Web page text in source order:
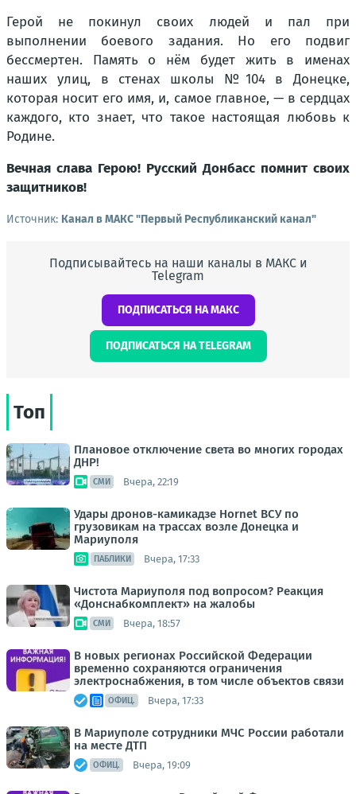
Герой не покинул своих людей и пал при
выполнении боевого задания. Но его подвиг
бессмертен. Память о нём будет жить в именах
наших улиц, в стенах школы №104 в Донецке,
которая носит его имя, и, самое главное, — в сердцах
каждого, кто знает, что такое настоящая любовь к
Родине.
Вечная слава Герою! Русский Донбасс помнит своих
защитников!
Источник: Канал в МАКС "Первый Республиканский канал"
Подписывайтесь на наши каналы в МАКС и
Telegram
ПОДПИСАТЬСЯ НА МАКС
ПОДПИСАТЬСЯ НА TELEGRAM
Топ
Плановое отключение света во многих городах
ДНР!
СМИ Вчера, 22:19
Удары дронов-камикадзе Hornet ВСУ по
грузовикам на трассах возле Донецка и
Мариуполя
ПАБЛИКИ Вчера, 17:33
Чистота Мариуполя под вопросом? Реакция
«Донснабкомплект» на жалобы
СМИ Вчера, 18:57
В новых регионах Российской Федерации
временно сохраняются ограничения
электроснабжения, в том числе объектов связи
ОФИЦ. Вчера, 17:33
В Мариуполе сотрудники МЧС России работали
на месте ДТП
ОФИЦ. Вчера, 19:09